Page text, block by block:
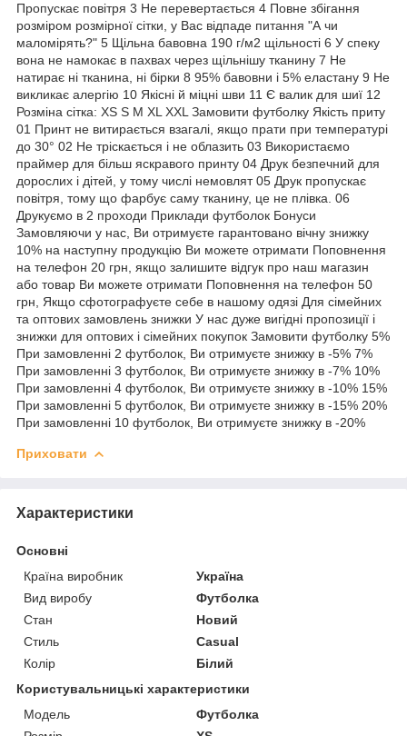
Пропускає повітря 3 Не перевертається 4 Повне збігання
розміром розмірної сітки, у Вас відпаде питання "А чи
маломірять?" 5 Щільна бавовна 190 г/м2 щільності 6 У спеку
вона не намокає в пахвах через щільнішу тканину 7 Не
натирає ні тканина, ні бірки 8 95% бавовни і 5% еластану 9 Не
викликає алергію 10 Якісні й міцні шви 11 Є валик для шиї 12
Розміна сітка: XS S M XL XXL Замовити футболку Якість приту
01 Принт не витирається взагалі, якщо прати при температурі
до 30° 02 Не тріскається і не облазить 03 Використаємо
праймер для більш яскравого принту 04 Друк безпечний для
дорослих і дітей, у тому числі немовлят 05 Друк пропускає
повітря, тому що фарбує саму тканину, це не плівка. 06
Друкуємо в 2 проходи Приклади футболок Бонуси
Замовляючи у нас, Ви отримуєте гарантовано вічну знижку
10% на наступну продукцію Ви можете отримати Поповнення
на телефон 20 грн, якщо залишите відгук про наш магазин
або товар Ви можете отримати Поповнення на телефон 50
грн, Якщо сфотографуєте себе в нашому одязі Для сімейних
та оптових замовлень знижки У нас дуже вигідні пропозиції і
знижки для оптових і сімейних покупок Замовити футболку 5%
При замовленні 2 футболок, Ви отримуєте знижку в -5% 7%
При замовленні 3 футболок, Ви отримуєте знижку в -7% 10%
При замовленні 4 футболок, Ви отримуєте знижку в -10% 15%
При замовленні 5 футболок, Ви отримуєте знижку в -15% 20%
При замовленні 10 футболок, Ви отримуєте знижку в -20%
Приховати
Характеристики
Основні
Країна виробник
Україна
Вид виробу
Футболка
Стан
Новий
Стиль
Casual
Колір
Білий
Користувальницькі характеристики
Мoдель
Футболка